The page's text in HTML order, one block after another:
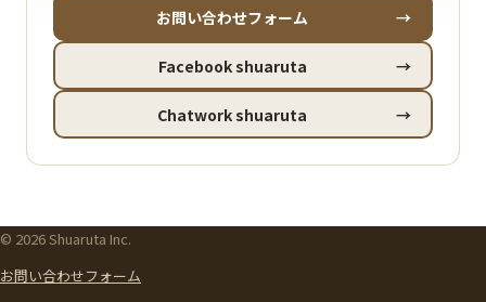
お問い合わせフォーム →
Facebook shuaruta →
Chatwork shuaruta →
© 2026 Shuaruta Inc.
お問い合わせフォーム